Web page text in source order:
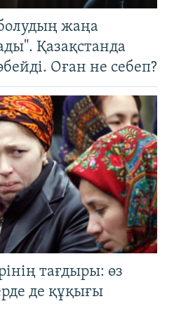
жаңа
Қазақстанда
Оған не себеп?
тағдыры: өз
де құқығы